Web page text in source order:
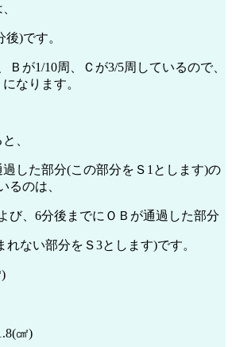
後)です。
Ｂが1/10周、Ｃが3/5周しているので、
なります。
、
した部分(この部分をＳ1とします)の
るのは、
び、6分後までにＯＢが通過した部分
ない部分をＳ3とします)です。
㎠)